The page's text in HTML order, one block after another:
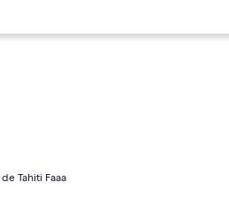
Tahiti Faaa